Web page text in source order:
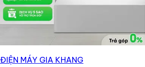
ĐIỆN MÁY GIA KHANG